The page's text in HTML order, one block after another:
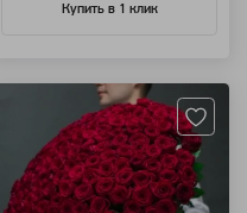
Купить в 1 клик